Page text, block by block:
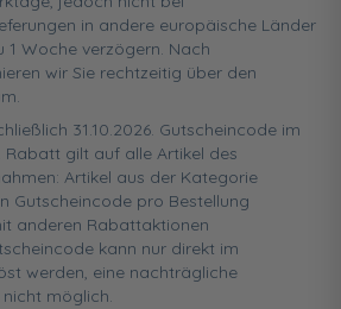
in andere europäische Länder
1 Woche verzögern. Nach
wir Sie rechtzeitig über den
31.10.2026. Gutscheincode im
gilt auf alle Artikel des
Artikel aus der Kategorie
Gutscheincode pro Bestellung
anderen Rabattaktionen
kann nur direkt im
werden, eine nachträgliche
möglich.